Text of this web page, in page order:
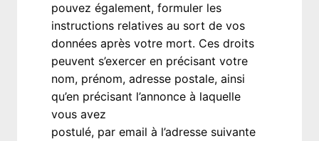
pouvez également, formuler les
instructions relatives au sort de vos
données après votre mort. Ces droits
peuvent s’exercer en précisant votre
nom, prénom, adresse postale, ainsi
qu’en précisant l’annonce à laquelle
vous avez
postulé, par email à l’adresse suivante